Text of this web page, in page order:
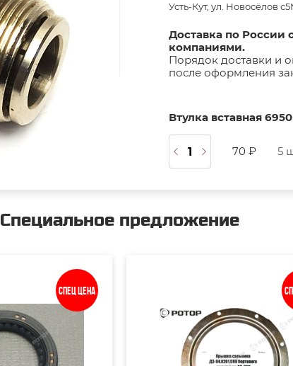
Усть-Кут, ул. Новосёлов
Доставка по России
компаниями.
Порядок доставки и
после оформления
Втулка вставная 6950
70 ₽ 5
Специальное предложение
Спец цена